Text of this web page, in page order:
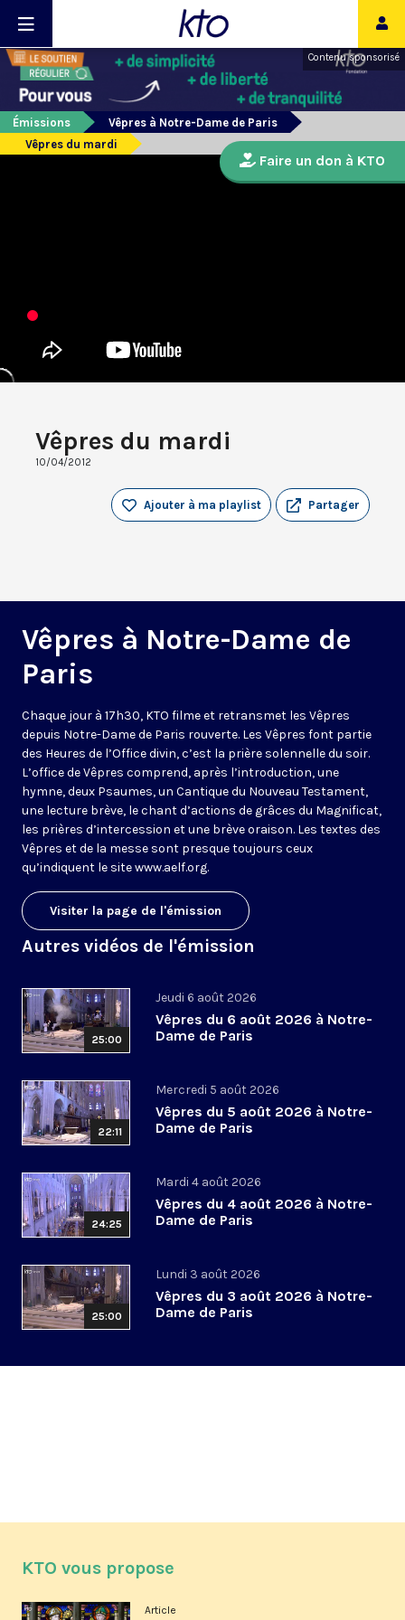
Contenu sponsorisé
Émissions
Vêpres à Notre-Dame de Paris
Vêpres du mardi
Vêpres du mardi
10/04/2012
Partager
Ajouter à ma playlist
Vêpres à Notre-Dame de
Paris
Chaque jour à 17h30, KTO filme et retransmet les Vêpres
depuis Notre-Dame de Paris rouverte. Les Vêpres font partie
des Heures de l’Office divin, c’est la prière solennelle du soir.
L’office de Vêpres comprend, après l’introduction, une
hymne, deux Psaumes, un Cantique du Nouveau Testament,
une lecture brève, le chant d’actions de grâces du Magnificat,
les prières d’intercession et une brève oraison. Les textes des
Vêpres et de la messe sont presque toujours ceux
qu’indiquent le sitewww.aelf.org.
Visiter la page de l'émission
Autres vidéos de l'émission
25:00
Jeudi 6 août 2026
Vêpres du 6 août 2026 à Notre-
Dame de Paris
22:11
Mercredi 5 août 2026
Vêpres du 5 août 2026 à Notre-
Dame de Paris
24:25
Mardi 4 août 2026
Vêpres du 4 août 2026 à Notre-
Dame de Paris
25:00
Lundi 3 août 2026
Vêpres du 3 août 2026 à Notre-
Dame de Paris
Faire un don à KTO
KTO vous propose
Article